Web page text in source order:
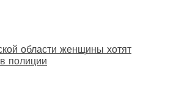
области женщины хотят
полиции